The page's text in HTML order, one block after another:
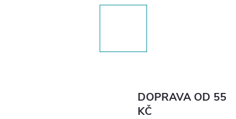
DOPRAVA OD 55
KČ